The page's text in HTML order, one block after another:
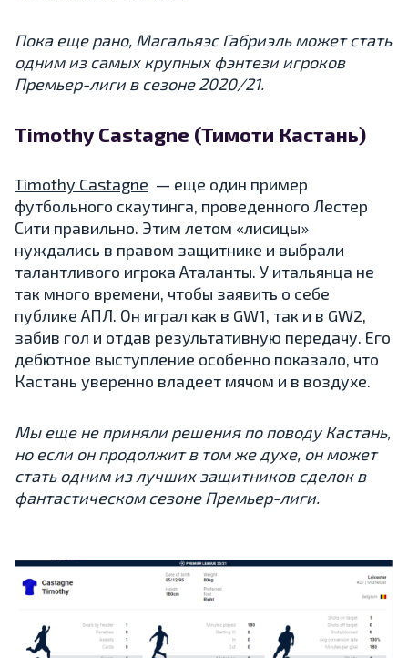
Пока еще рано, Магальяэс Габриэль может стать
одним из самых крупных фэнтези игроков
Премьер-лиги в сезоне 2020/21.
Timothy Castagne (Тимоти Кастань)
Timothy Castagne — еще один пример
футбольного скаутинга, проведенного Лестер
Сити правильно. Этим летом «лисицы»
нуждались в правом защитнике и выбрали
талантливого игрока Аталанты. У итальянца не
так много времени, чтобы заявить о себе
публике АПЛ. Он играл как в GW1, так и в GW2,
забив гол и отдав результативную передачу. Его
дебютное выступление особенно показало, что
Кастань уверенно владеет мячом и в воздухе.
Мы еще не приняли решения по поводу Кастань,
но если он продолжит в том же духе, он может
стать одним из лучших защитников сделок в
фантастическом сезоне Премьер-лиги.